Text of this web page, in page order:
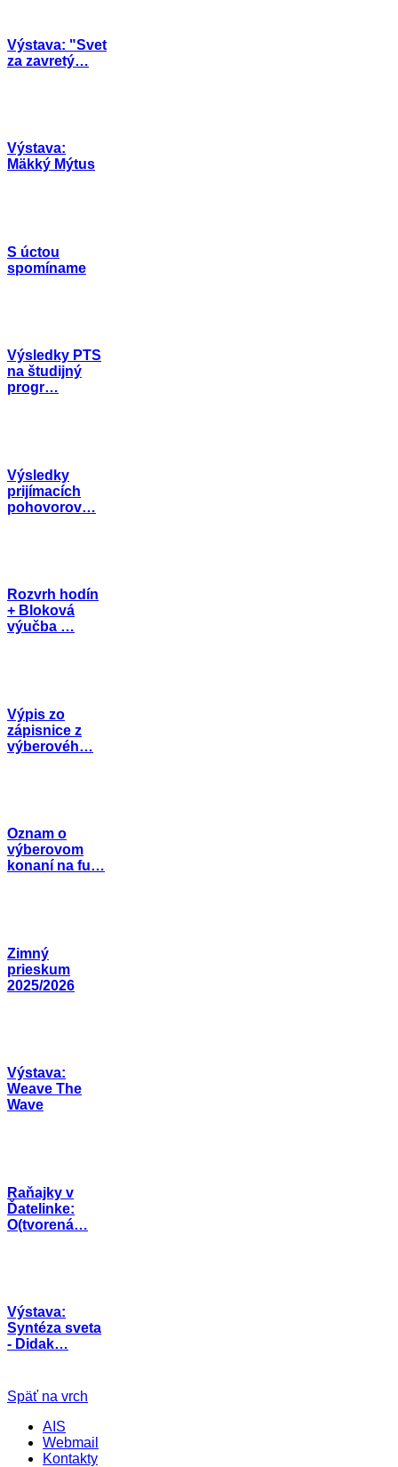
Výstava: "Svet
za zavretý…
Výstava:
Mäkký Mýtus
S úctou
spomíname
Výsledky PTS
na študijný
progr…
Výsledky
prijímacích
pohovorov…
Rozvrh hodín
+ Bloková
výučba …
Výpis zo
zápisnice z
výberovéh…
Oznam o
výberovom
konaní na fu…
Zimný
prieskum
2025/2026
Výstava:
Weave The
Wave
Raňajky v
Ďatelinke:
O(tvorená…
Výstava:
Syntéza sveta
- Didak…
Späť na vrch
AIS
Webmail
Kontakty